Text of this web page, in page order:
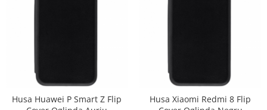
Panouri solare
Ventilatoare
Kituri de siguranta si supravietuire
Kit-uri siguranta auto
Husa Huawei P Smart Z Flip
Husa Xiaomi Redmi 8 Flip